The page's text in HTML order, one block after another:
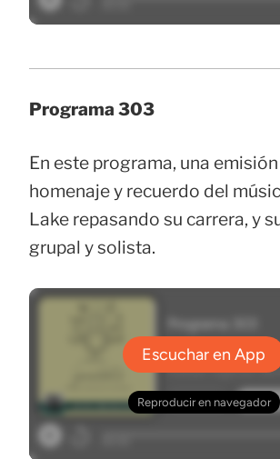
Programa 303
En este programa, una
homenaje y recuerdo del
Lake repasando su carrera, y
grupal y solista.